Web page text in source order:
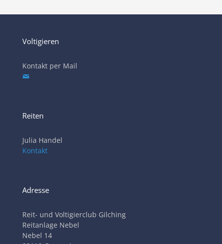
Voltigieren
Kontakt per Mail
Reiten
Julia Handel
Kontakt
Adresse
Reit- und Voltigierclub Gilching
Reitanlage Nebel
Nebel 14